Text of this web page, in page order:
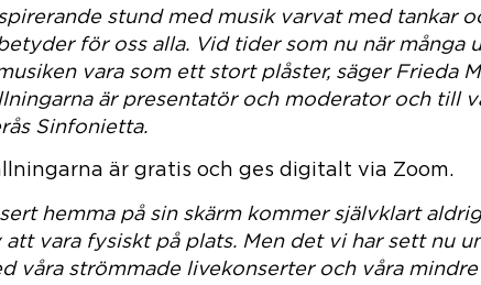
stund med musik varvat med tankar
för oss alla. Vid tider som nu när många
vara som ett stort plåster, säger Frieda
är presentatör och moderator och till
Sinfonietta.
är gratis och ges digitalt via Zoom.
hemma på sin skärm kommer självklart
att vara fysiskt på plats. Men det vi har sett nu
våra strömmade livekonserter och våra